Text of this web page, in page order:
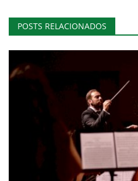
POSTS RELACIONADOS